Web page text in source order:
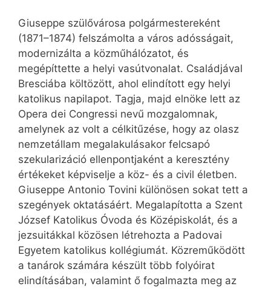
Giuseppe szülővárosa polgármestereként
(1871–1874) felszámolta a város adósságait,
modernizálta a közműhálózatot, és
megépíttette a helyi vasútvonalat. Családjával
Bresciába költözött, ahol elindított egy helyi
katolikus napilapot. Tagja, majd elnöke lett az
Opera dei Congressi nevű mozgalomnak,
amelynek az volt a célkitűzése, hogy az olasz
nemzetállam megalakulásakor felcsapó
szekularizáció ellenpontjaként a keresztény
értékeket képviselje a köz- és a civil életben.
Giuseppe Antonio Tovini különösen sokat tett a
szegények oktatásáért. Megalapította a Szent
József Katolikus Óvoda és Középiskolát, és a
jezsuitákkal közösen létrehozta a Padovai
Egyetem katolikus kollégiumát. Közreműködött
a tanárok számára készült több folyóirat
elindításában, valamint ő fogalmazta meg az